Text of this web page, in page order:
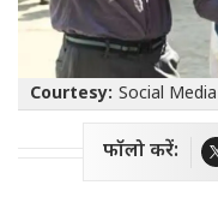
Courtesy: Social Media
फॉलो करें: